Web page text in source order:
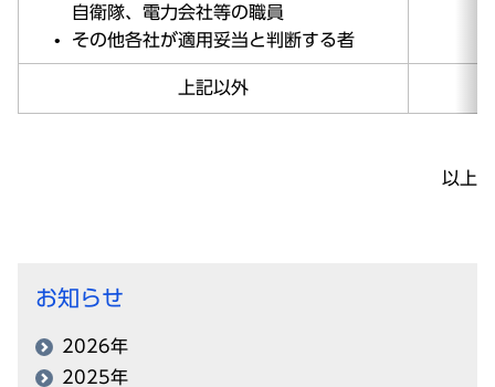
自衛隊、電力会社等の職員
その他各社が適用妥当と判断する者
上記以外
以上
お知らせ
2026年
2025年